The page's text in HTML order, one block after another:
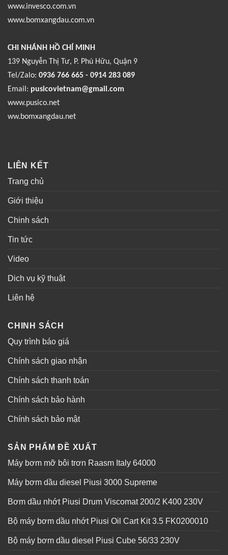
www.invesco.com.vn
www.bomxangdau.com.vn
CHI NHÁNH HỒ CHÍ MINH
139 Nguyễn Thị Tư, P. Phú Hữu, Quận 9
Tel/Zalo: 0936 766 665 - 0914 283 089
Email: pusicovietnam@gmail.com
www.pusico.net
ww.bomxangdau.net
LIÊN KẾT
Trang chủ
Giới thiệu
Chinh sách
Tin tức
Video
Dich vụ kỹ thuật
Liên hệ
CHINH SÁCH
Quy trình báo giá
Chính sách giao nhận
Chính sách thanh toán
Chính sách bảo hành
Chính sách bảo mật
SẢN PHẨM ĐỀ XUẤT
Máy bơm mỡ bôi trơn Raasm Italy 64000
Máy bơm dầu diesel Piusi 3000 Supreme
Bơm dầu nhớt Piusi Drum Viscomat 200/2 K400 230V
Bộ máy bơm dầu nhớt Piusi Oil Cart Kit 3.5 FK0200010
Bộ máy bơm dầu diesel Piusi Cube 56/33 230V